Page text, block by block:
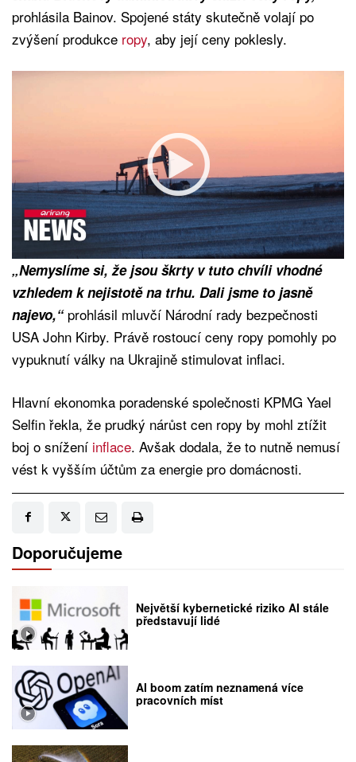
prohlásila Bainov. Spojené státy skutečně volají po
zvýšení produkce ropy, aby její ceny poklesly.
„Nemyslíme si, že jsou škrty v tuto chvíli vhodné
vzhledem k nejistotě na trhu. Dali jsme to jasně
najevo,“prohlásil mluvčí Národní rady bezpečnosti
USA John Kirby. Právě rostoucí ceny ropy pomohly po
vypuknutí války na Ukrajině stimulovat inflaci.
Hlavní ekonomka poradenské společnosti KPMG Yael
Selfin řekla, že prudký nárůst cen ropy by mohl ztížit
boj o snížení inflace. Avšak dodala, že to nutně nemusí
vést k vyšším účtům za energie pro domácnosti.
Doporučujeme
Největší kybernetické riziko AI stále
představují lidé
AI boom zatím neznamená více
pracovních míst